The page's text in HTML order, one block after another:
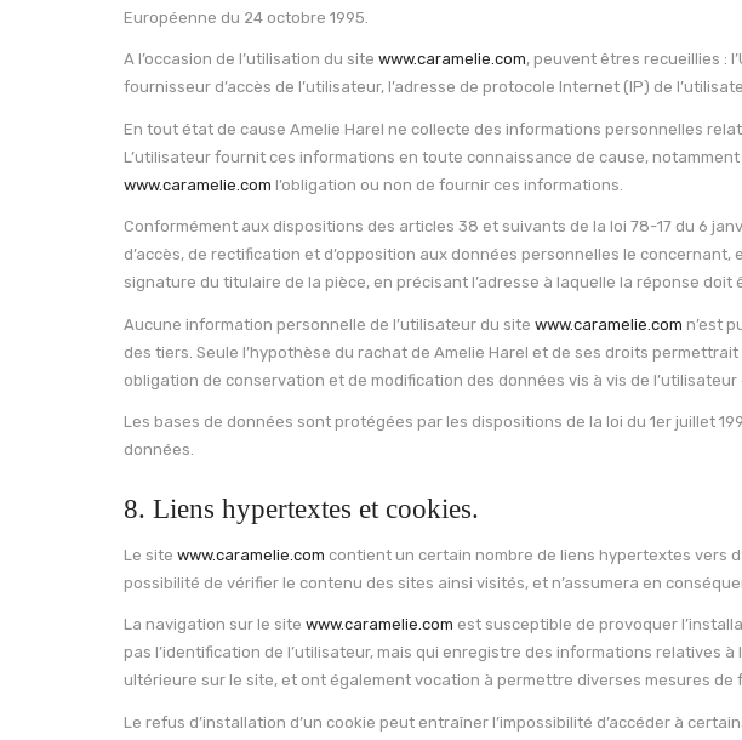
Européenne du 24 octobre 1995.
A l’occasion de l’utilisation du site www.caramelie.com, peuvent êtres recueillies :
fournisseur d’accès de l’utilisateur, l’adresse de protocole Internet (IP) de
En tout état de cause Amelie Harel ne collecte des informations personnelles
L’utilisateur fournit ces informations en toute connaissance de cause,
www.caramelie.com l’obligation ou non de fournir ces informations.
Conformément aux dispositions des articles 38 et suivants de la loi 78-17 du 6
d’accès, de rectification et d’opposition aux données personnelles le
signature du titulaire de la pièce, en précisant l’adresse à laquelle la réponse doit
Aucune information personnelle de l’utilisateur du site www.caramelie.com n’est
des tiers. Seule l’hypothèse du rachat de Amelie Harel et de ses droits
obligation de conservation et de modification des données vis à vis de l’utilisateur
Les bases de données sont protégées par les dispositions de la loi du 1er juillet
données.
8. Liens hypertextes et cookies.
Le site www.caramelie.com contient un certain nombre de liens hypertextes vers
possibilité de vérifier le contenu des sites ainsi visités, et n’assumera en
La navigation sur le site www.caramelie.com est susceptible de provoquer
pas l’identification de l’utilisateur, mais qui enregistre des informations relatives
ultérieure sur le site, et ont également vocation à permettre diverses mesures de
Le refus d’installation d’un cookie peut entraîner l’impossibilité d’accéder à